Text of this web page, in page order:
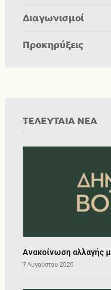
Διαγωνισμοί
Προκηρύξεις
ΤΕΛΕΥΤΑΙΑ ΝΕΑ
Ανακοίνωση αλλαγής
7 Αυγούστου 2026